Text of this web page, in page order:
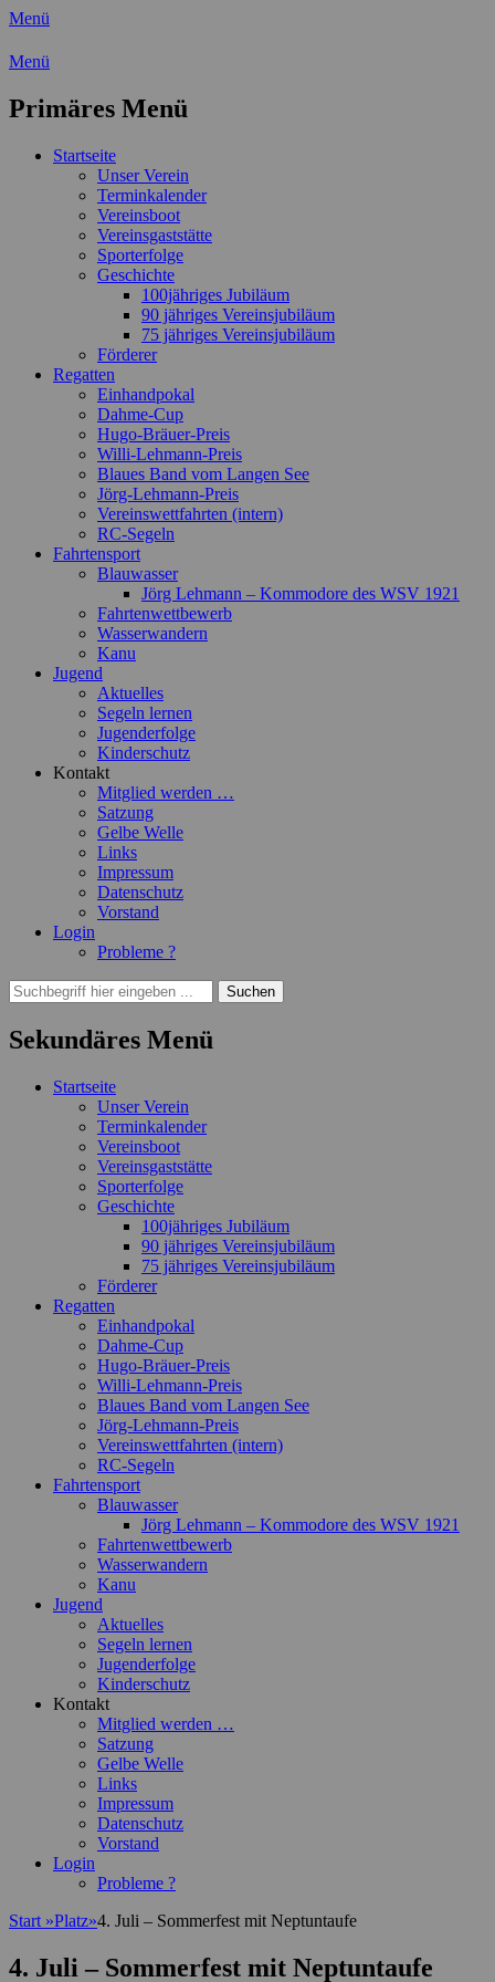
Menü
Wassersport-Verein 1921 e.V.
Freizeit mit der ganzen Familie
Menü
Primäres Menü
Zum
Startseite
Unser Verein
Terminkalender
Vereinsboot
Vereinsgaststätte
Sporterfolge
Geschichte
100jähriges Jubiläum
90 jähriges Vereinsjubiläum
75 jähriges Vereinsjubiläum
Förderer
Regatten
Einhandpokal
Dahme-Cup
Hugo-Bräuer-Preis
Willi-Lehmann-Preis
Blaues Band vom Langen See
Jörg-Lehmann-Preis
Vereinswettfahrten (intern)
RC-Segeln
Fahrtensport
Blauwasser
Jörg Lehmann – Kommodore des WSV 1921
Fahrtenwettbewerb
Wasserwandern
Kanu
Jugend
Aktuelles
Segeln lernen
Jugenderfolge
Kinderschutz
Kontakt
Mitglied werden …
Satzung
Gelbe Welle
Links
Impressum
Datenschutz
Vorstand
Login
Probleme ?
Suchen
Suchen
nach:
Sekundäres Menü
Zum
Startseite
Unser Verein
Terminkalender
Vereinsboot
Vereinsgaststätte
Sporterfolge
Geschichte
100jähriges Jubiläum
90 jähriges Vereinsjubiläum
75 jähriges Vereinsjubiläum
Förderer
Regatten
Einhandpokal
Dahme-Cup
Hugo-Bräuer-Preis
Willi-Lehmann-Preis
Blaues Band vom Langen See
Jörg-Lehmann-Preis
Vereinswettfahrten (intern)
RC-Segeln
Fahrtensport
Blauwasser
Jörg Lehmann – Kommodore des WSV 1921
Fahrtenwettbewerb
Wasserwandern
Kanu
Jugend
Aktuelles
Segeln lernen
Jugenderfolge
Kinderschutz
Kontakt
Mitglied werden …
Satzung
Gelbe Welle
Links
Impressum
Datenschutz
Vorstand
Login
Probleme ?
Start »Platz»4. Juli – Sommerfest mit Neptuntaufe
4. Juli – Sommerfest mit Neptuntaufe